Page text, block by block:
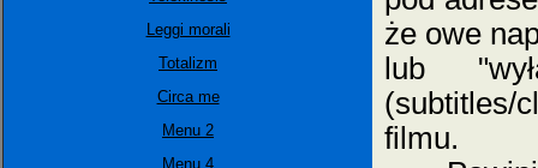
Leggi morali
Totalizm
Circa me
Menu 2
Menu 4
że owe
lub
(subtitles/
filmu.